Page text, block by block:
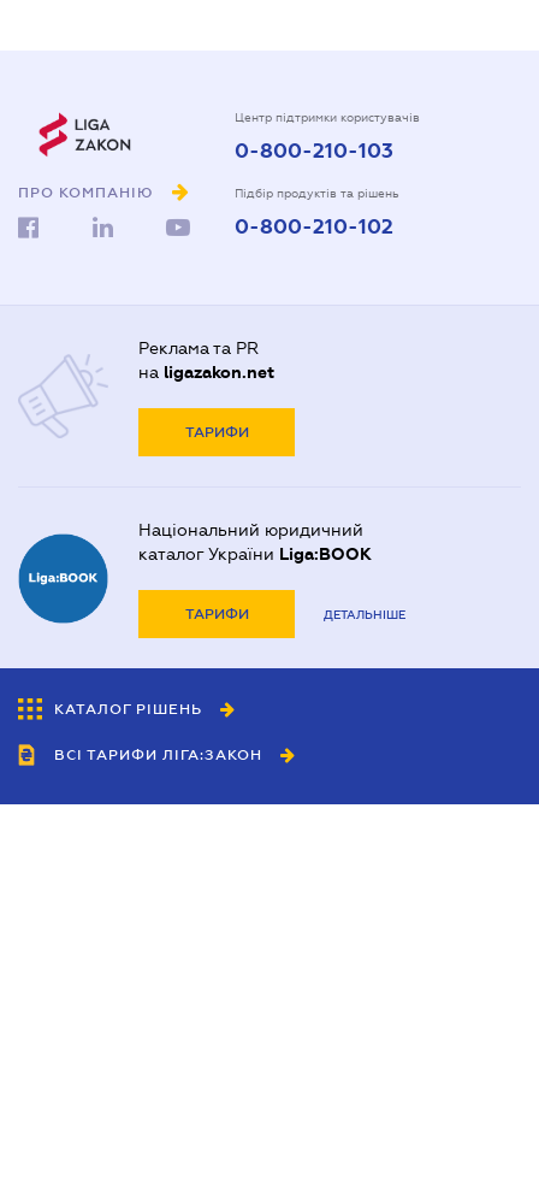
ПРО КОМПАНІЮ
Центр підтримки користувачів
0-800-210-103
Підбір продуктів та рішень
0-800-210-102
Реклама та PR
на ligazakon.net
ТАРИФИ
Національний юридичний
каталог України Liga:BOOK
ТАРИФИ ДЕТАЛЬНІШЕ
КАТАЛОГ РІШЕНЬ
ВСІ ТАРИФИ ЛІГА:ЗАКОН